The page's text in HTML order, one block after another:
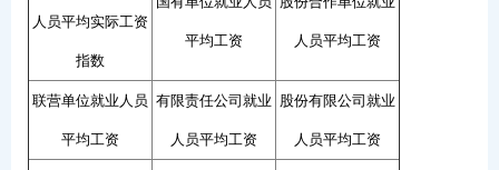
人员平均实际工资
指数
平均工资 人员平均工资
联营单位就业人员
平均工资
有限责任公司就业
人员平均工资
股份有限公司就业
人员平均工资